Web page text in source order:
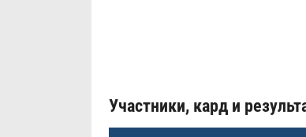
Участники, кард и